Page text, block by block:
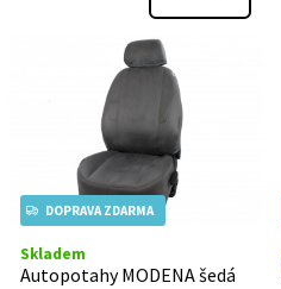
DOPRAVA ZDARMA
Skladem
Autopotahy MODENA šedá